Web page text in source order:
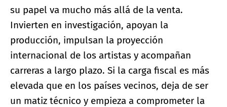
su papel va mucho más allá de la venta.
Invierten en investigación, apoyan la
producción, impulsan la proyección
internacional de los artistas y acompañan
carreras a largo plazo. Si la carga fiscal es más
elevada que en los países vecinos, deja de ser
un matiz técnico y empieza a comprometer la